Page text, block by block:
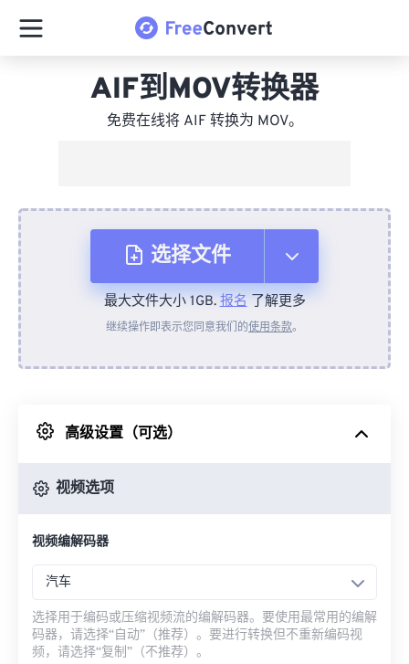
AIF到MOV转换器
免费在线将 AIF 转换为 MOV。
选择文件
从设备
来自 Google Drive
最大文件大小 1GB.报名了解更多
继续操作即表示您同意我们的使用条款。
高级设置（可选）
视频选项
视频编解码器
汽车
选择用于编码或压缩视频流的编解码器。要使用最常用的编解
码器，请选择“自动”（推荐）。要进行转换但不重新编码视
频，请选择“复制”（不推荐）。